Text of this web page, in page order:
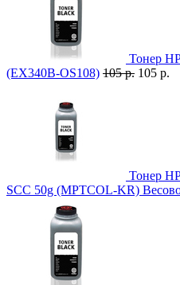
Тонер
(EX340B-OS108) 105 р. 105 р.
Тонер
SCC 50g (MPTCOL-KR)